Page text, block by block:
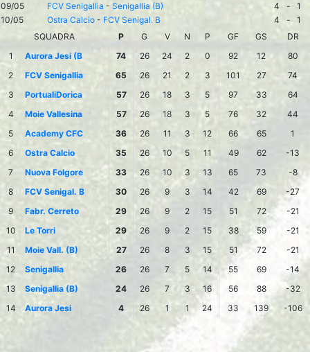
09/05
FCV Senigallia - Senigallia (B) 4 -
1
10/05
Ostra Calcio - FCV Senigal. B 4 -
1
SQUADRA
P G V N P GF GS
DR
1
Aurora Jesi (B 74 26 24 2 0 92 12
80
2
FCV Senigallia 65 26 21 2 3 101 27
74
3
PortualiDorica 57 26 18 3 5 97 33
64
4
Moie Vallesina 57 26 18 3 5 76 32
44
5
Academy CFC 36 26 11 3 12 66 65
1
6
Ostra Calcio 35 26 10 5 11 49 62
-13
7
Nuova Folgore 33 26 10 3 13 65 73
-8
8
FCV Senigal. B 30 26 9 3 14 42 69
-27
9
Fabr. Cerreto 29 26 9 2 15 51 72
-21
10
Le Torri 29 26 9 2 15 38 59
-21
11
Moie Vall. (B) 27 26 8 3 15 51 72
-21
12
Senigallia 26 26 7 5 14 55 69
-14
13
Senigallia (B) 24 26 7 3 16 56 88
-32
14
Aurora Jesi 4 26 1 1 24 33 139 -106